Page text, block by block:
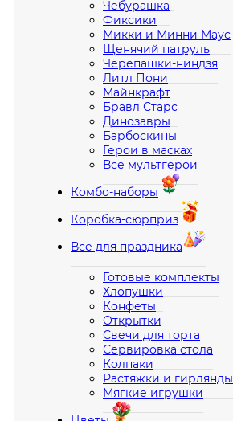
Чебурашка
Фиксики
Микки и Минни Маус
Щенячий патруль
Черепашки-ниндзя
Литл Пони
Майнкрафт
Бравл Старс
Динозавры
Барбоскины
Герои в масках
Все мультгерои
Комбо-наборы
Коробка-сюрприз
Все для праздника
Готовые комплекты
Хлопушки
Конфеты
Открытки
Свечи для торта
Сервировка стола
Колпаки
Растяжки и гирлянды
Мягкие игрушки